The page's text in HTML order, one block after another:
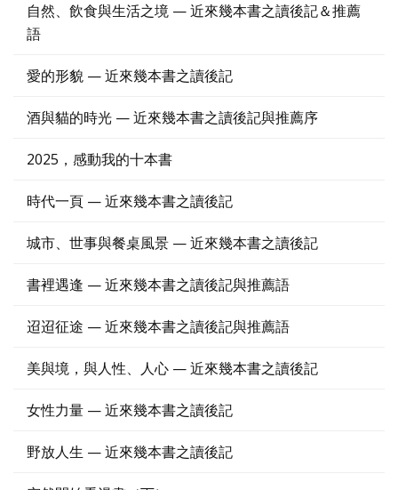
生活風
餐桌週記
享樂隨手拍
照相簿
影音區
個人著作
活動實況記錄
媒體報導一覽
自然、飲食與生活之境 — 近來幾本書之讀後記＆推薦
語
愛的形貌 — 近來幾本書之讀後記
酒與貓的時光 — 近來幾本書之讀後記與推薦序
2025，感動我的十本書
時代一頁 — 近來幾本書之讀後記
城市、世事與餐桌風景 — 近來幾本書之讀後記
書裡遇逢 — 近來幾本書之讀後記與推薦語
迢迢征途 — 近來幾本書之讀後記與推薦語
美與境，與人性、人心 — 近來幾本書之讀後記
女性力量 — 近來幾本書之讀後記
野放人生 — 近來幾本書之讀後記